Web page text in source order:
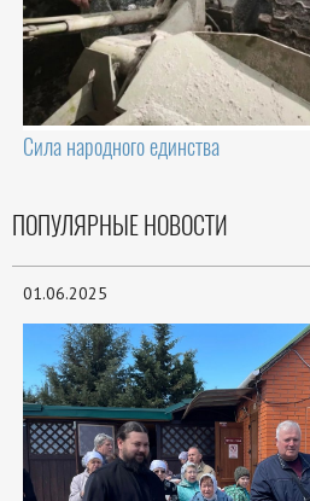
Сила народного единства
ПОПУЛЯРНЫЕ НОВОСТИ
01.06.2025